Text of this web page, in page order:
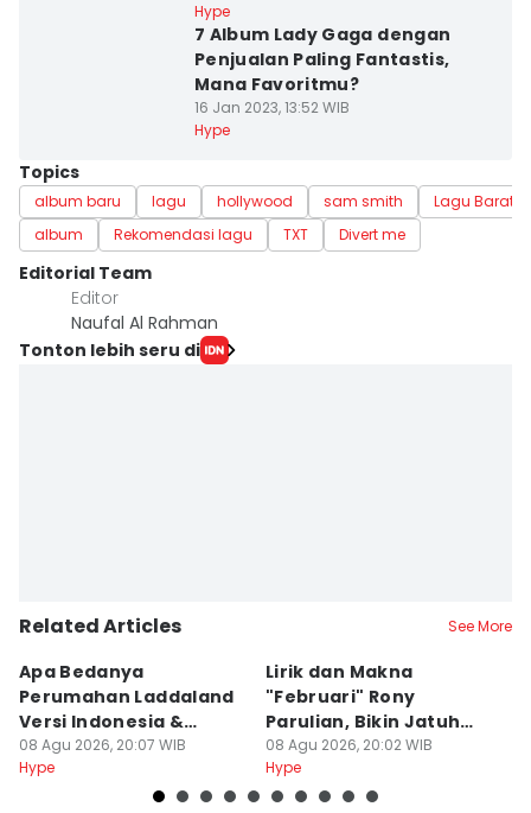
Hype
7 Album Lady Gaga dengan
Penjualan Paling Fantastis,
Mana Favoritmu?
16 Jan 2023, 13:52 WIB
Hype
Topics
album baru lagu hollywood sam smith
Lagu Barat
album
Rekomendasi lagu TXT Divert me
Editorial Team
Editor
Naufal Al Rahman
Tonton lebih seru di
Related Articles See More
Apa Bedanya
Perumahan Laddaland
Versi Indonesia &
Thailand?
08 Agu 2026, 20:07 WIB
Hype
Lirik dan Makna
"Februari" Rony
Parulian, Bikin Jatuh
Cinta?
08 Agu 2026, 20:02 WIB
Hype